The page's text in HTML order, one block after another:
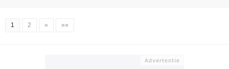
1 2 » »»